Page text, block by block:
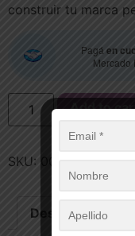
construir tu marca
Pagáen
Mercado
Add to
SKU:
Description